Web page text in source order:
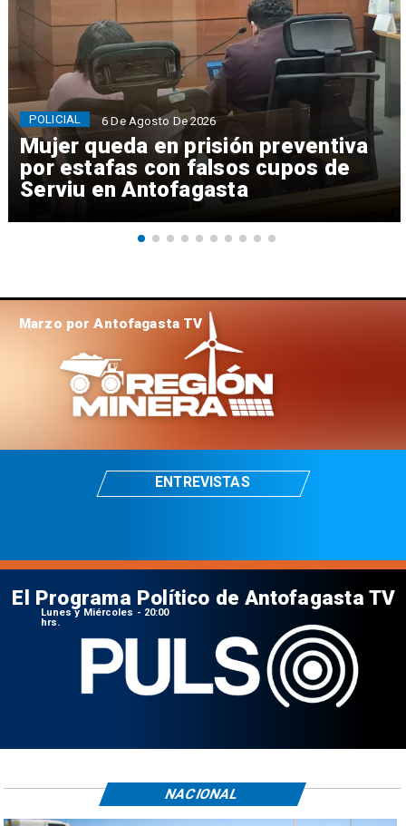
Mujer queda en prisión preventiva
por estafas con falsos cupos de
Serviu en Antofagasta
POLICIAL 6 De Agosto De 2026
Marzo por Antofagasta TV
ENTREVISTAS
El Programa Político de Antofagasta TV
Lunes y Miércoles - 20:00
hrs.
NACIONAL